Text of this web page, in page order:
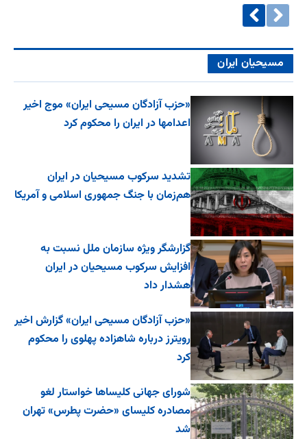
مسیحیان ایران
«حزب آزادگان مسیحی ایران» موج اخیر
اعدامها در ایران را محکوم کرد
تشدید سرکوب مسیحیان در ایران
هم‌زمان با جنگ جمهوری اسلامی و آمریکا
گزارشگر ویژه سازمان ملل نسبت به
افزایش سرکوب مسیحیان در ایران
هشدار داد
«حزب آزادگان مسیحی ایران» گزارش اخیر
رویترز درباره شاهزاده پهلوی را محکوم
کرد
شورای جهانی کلیساها خواستار لغو
مصادره کلیسای «حضرت پطرس» تهران
شد